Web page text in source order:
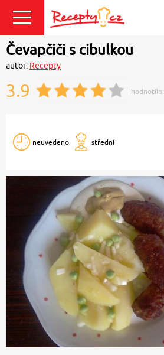
Přihlásit se
Čevapčiči s cibulkou
autor: Recepty
3.9 hodnotilo:
neuvedeno střední